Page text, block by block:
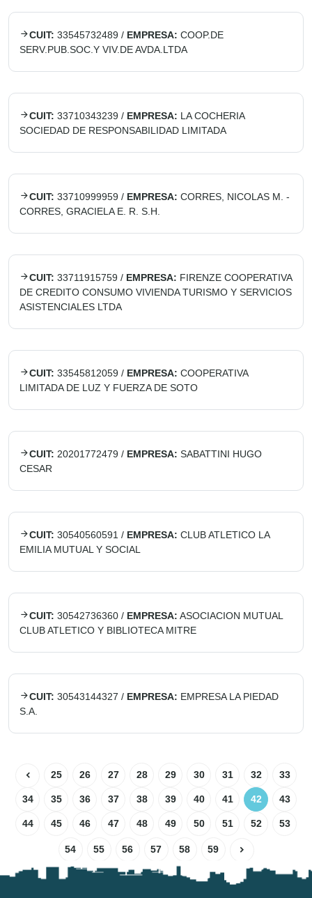
CUIT: 33545732489 / EMPRESA: COOP.DE
SERV.PUB.SOC.Y VIV.DE AVDA.LTDA
CUIT: 33710343239 / EMPRESA: LA COCHERIA
SOCIEDAD DE RESPONSABILIDAD LIMITADA
CUIT: 33710999959 / EMPRESA: CORRES, NICOLAS M. -
CORRES, GRACIELA E. R. S.H.
CUIT: 33711915759 / EMPRESA: FIRENZE COOPERATIVA
DE CREDITO CONSUMO VIVIENDA TURISMO Y SERVICIOS
ASISTENCIALES LTDA
CUIT: 33545812059 / EMPRESA: COOPERATIVA
LIMITADA DE LUZ Y FUERZA DE SOTO
CUIT: 20201772479 / EMPRESA: SABATTINI HUGO
CESAR
CUIT: 30540560591 / EMPRESA: CLUB ATLETICO LA
EMILIA MUTUAL Y SOCIAL
CUIT: 30542736360 / EMPRESA: ASOCIACION MUTUAL
CLUB ATLETICO Y BIBLIOTECA MITRE
CUIT: 30543144327 / EMPRESA: EMPRESA LA PIEDAD
S.A.
25 26 27 28 29 30 31 32 33
34 35 36 37 38 39 40 41 42 43
44 45 46 47 48 49 50 51 52 53
54 55 56 57 58 59